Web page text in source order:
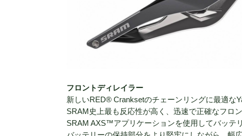
フロントディレイラー
新しいRED® Cranksetのチェーンリングに最適
SRAM史上最も反応性が高く、迅速で正確なフロ
SRAM AXS™アプリケーションを使用してバッテ